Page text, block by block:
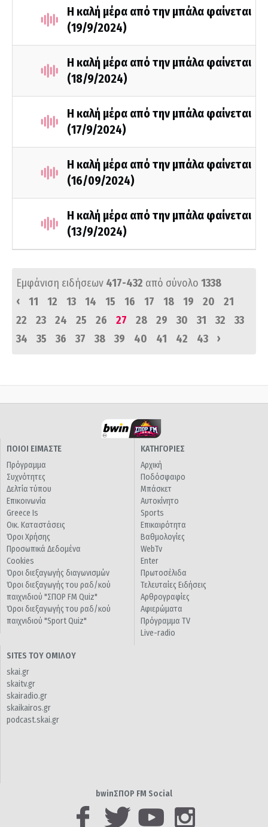
Η καλή μέρα από την μπάλα φαίνεται
(19/9/2024)
Η καλή μέρα από την μπάλα φαίνεται
(18/9/2024)
Η καλή μέρα από την μπάλα φαίνεται
(17/9/2024)
Η καλή μέρα από την μπάλα φαίνεται
(16/09/2024)
Η καλή μέρα από την μπάλα φαίνεται
(13/9/2024)
Εμφάνιση ειδήσεων 417-432 από σύνολο 1338
‹
11 12 13 14 15 16 17 18 19 20
21
22
23 24 25 26 27 28 29 30 31 32
33
34
35 36 37 38 39 40 41 42 43 ›
ΠΟΙΟΙ ΕΙΜΑΣΤΕ
Πρόγραμμα
Συχνότητες
Δελτία τύπου
Επικοινωνία
Greece Is
Οικ. Καταστάσεις
Όροι Χρήσης
Προσωπικά Δεδομένα
Cookies
Όροι διεξαγωγής διαγωνισμών
Όροι διεξαγωγής του ραδ/κού
παιχνιδιού "ΣΠΟΡ FM Quiz"
Όροι διεξαγωγής του ραδ/κού
παιχνιδιού "Sport Quiz"
ΚΑΤΗΓΟΡΙΕΣ
Αρχική
Ποδόσφαιρο
Μπάσκετ
Αυτοκίνητο
Sports
Επικαιρότητα
Βαθμολογίες
WebTv
Enter
Πρωτοσέλιδα
Τελευταίες Ειδήσεις
Αρθρογραφίες
Αφιερώματα
Πρόγραμμα TV
Live-radio
SITES ΤΟΥ ΟΜΙΛΟΥ
skai.gr
skaitv.gr
skairadio.gr
skaikairos.gr
podcast.skai.gr
bwinΣΠΟΡ FM Social